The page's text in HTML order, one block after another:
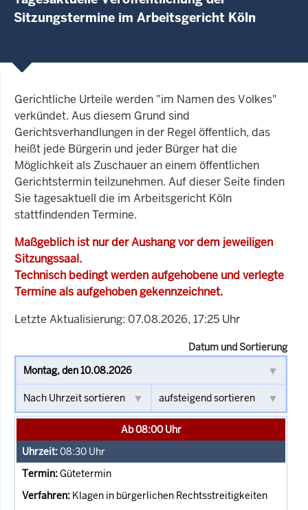
Sitzungstermine im Arbeitsgericht Köln
Gerichtliche Urteile werden "im Namen des Volkes"
verkündet. Aus diesem Grund sind
Gerichtsverhandlungen in der Regel öffentlich, das
heißt jede Bürgerin und jeder Bürger hat die
Möglichkeit als Zuschauer an einem öffentlichen
Gerichtstermin teilzunehmen. Auf dieser Seite finden
Sie tagesaktuell die im Arbeitsgericht Köln
stattfindenden Termine.
Maßgeblich ist nur der Aushang vor dem jeweiligen
Sitzungssaal.
Technisch bedingt werden aufgehobene und verlegte
Termine als aufgehoben gekennzeichnet.
Letzte Aktualisierung: 07.08.2026, 17:25 Uhr
Datum und Sortierung
Ab 08:00 Uhr
08:30 Uhr
Gütetermin
Klagen in bürgerlichen Rechtsstreitigkeiten